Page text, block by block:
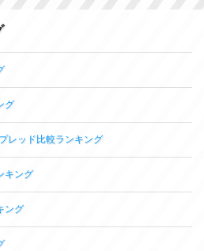
グ
レッド比較ランキング
キング
ング